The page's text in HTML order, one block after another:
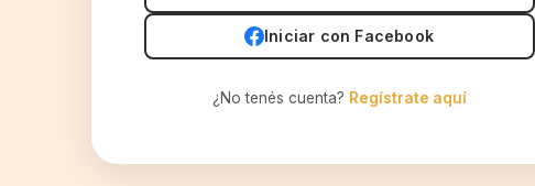
Iniciar con Facebook
¿No tenés cuenta? Regístrate aquí